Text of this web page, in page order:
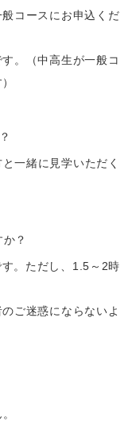
般コースにお申込くだ
。（中高生が一般コ
一緒に見学いただく
？
。ただし、1.5～2時
ご迷惑にならないよ